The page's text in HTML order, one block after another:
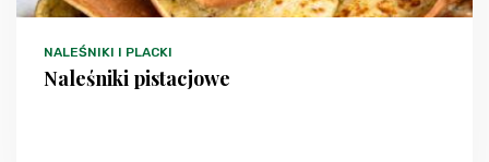
NALEŚNIKI I PLACKI
Naleśniki pistacjowe